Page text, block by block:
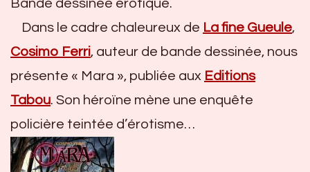
Bande dessinée érotique.
Dans le cadre chaleureux de La fine Gueule,
Cosimo Ferri, auteur de bande dessinée, nous
présente « Mara », publiée aux Editions
Tabou. Son héroïne mène une enquête
policière teintée d’érotisme…